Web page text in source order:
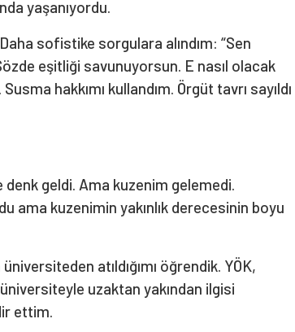
yaşanıyordu.
sofistike sorgulara alındım: “Sen
eşitliği savunuyorsun. E nasıl olacak
hakkımı kullandım. Örgüt tavrı sayıldı
denk geldi. Ama kuzenim gelemedi.
ama kuzenimin yakınlık derecesinin boyu
atıldığımı öğrendik. YÖK,
üniversiteyle uzaktan yakından ilgisi
ettim.